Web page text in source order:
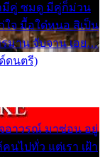
ามีคู่ ซมดู มีคู่ก็ม่วน
ใจ มื้อใด๋หนอ สิเป็น
รมาน จับจาน เอย…
ดนตรี)
จอาวรณ์ มาซ่อน อยู่
นไปทั่ว แต่เรา เฝ้า